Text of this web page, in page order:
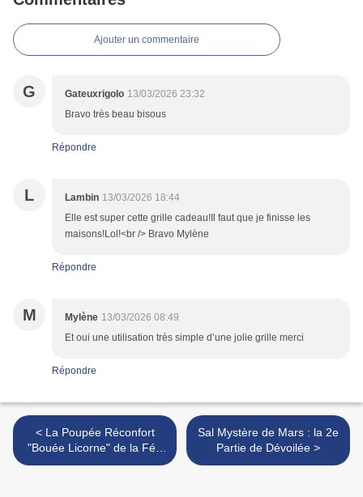
Ajouter un commentaire
G Gateuxrigolo 13/03/2026 23:32
Bravo très beau bisous
Répondre
L Lambin 13/03/2026 18:44
Elle est super cette grille cadeau!Il faut que je finisse les
maisons!Lol!<br /> Bravo Mylène
Répondre
M Mylène 13/03/2026 08:49
Et oui une utilisation très simple d’une jolie grille merci
Répondre
< La Poupée Réconfort
"Bouée Licorne" de la Fée
Brodeuse !
Sal Mystère de Mars : la 2e
Partie de Dévoilée >